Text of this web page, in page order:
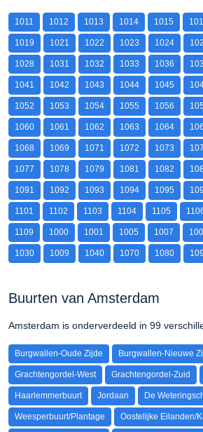
1011 1012 1013 1014 1015
1019 1021 1022 1023 1024
1028 1031 1032 1033 1036
1041 1042 1043 1044 1045
1052 1053 1054 1055 1056
1060 1061 1062 1063 1064
1068 1069 1071 1072 1073
1077 1078 1079 1081 1082
1091 1092 1093 1094 1095
1101 1102 1103 1104 1105
1109 1000 1001 1005 1007
1030 1009 1040 1070 1080
Buurten van Amsterdam
Amsterdam is onderverdeeld in 99
Burgwallen-Oude Zijde Burgwallen-Nieuwe
Grachtengordel-West Grachtengordel-Zuid
Haarlemmerbuurt Jordaan De
Weesperbuurt/Plantage Oostelijke Eilanden/